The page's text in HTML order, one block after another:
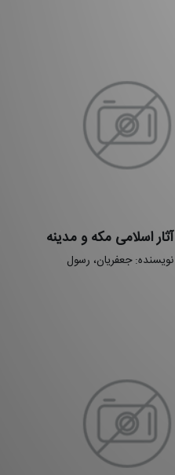
آثار اسلامی مکه و مدینه
نویسنده: جعفریان، رسول